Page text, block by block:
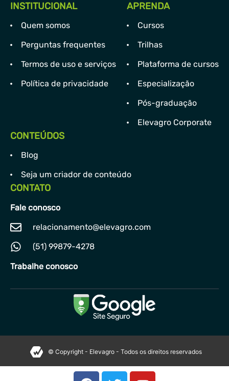
INSTITUCIONAL
Quem somos
Perguntas frequentes
Termos de uso e serviços
Política de privacidade
APRENDA
Cursos
Trilhas
Plataforma de cursos
Especialização
Pós-graduação
Elevagro Corporate
CONTEÚDOS
Blog
Seja um criador de conteúdo
CONTATO
Fale conosco
relacionamento@elevagro.com
(51) 99879-4278
Trabalhe conosco
© Copyright - Elevagro - Todos os direitos reservados